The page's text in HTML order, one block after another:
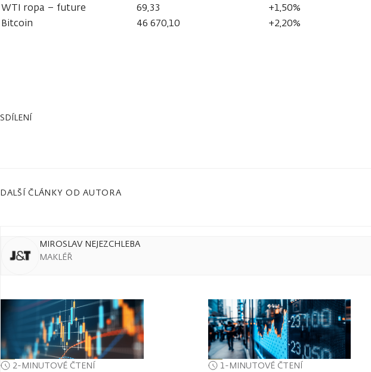
WTI ropa – future
69,33
+1,50%
Bitcoin
46 670,10 +2,20%
SDÍLENÍ
DALŠÍ ČLÁNKY OD AUTORA
MIROSLAV NEJEZCHLEBA
MAKLÉŘ
2-MINUTOVÉ ČTENÍ 1-MINUTOVÉ ČTENÍ